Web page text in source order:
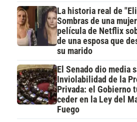
La historia real de
Sombras de una
película de Netflix
de una esposa que
su marido
El Senado dio media
Inviolabilidad de la
Privada: el Gobierno
ceder en la Ley del
Fuego